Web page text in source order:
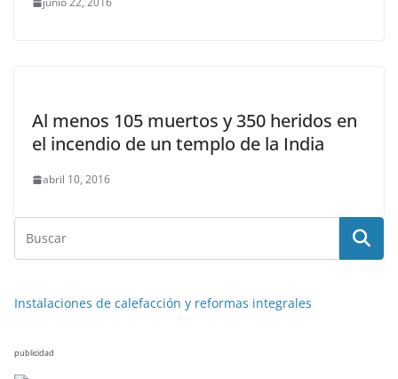
Al menos 105 muertos y 350 heridos en
el incendio de un templo de la India
abril 10, 2016
Instalaciones de calefacción y reformas integrales
publicidad